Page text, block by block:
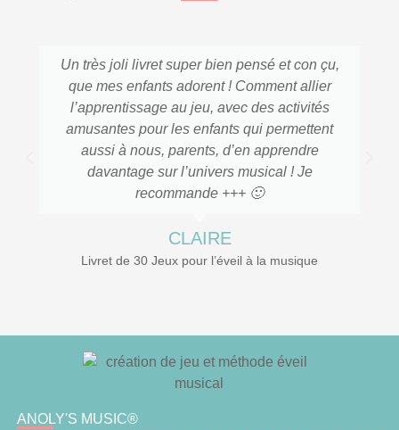
Un très joli livret super bien pensé et con çu,
que mes enfants adorent ! Comment allier
l’apprentissage au jeu, avec des activités
amusantes pour les enfants qui permettent
aussi à nous, parents, d’en apprendre
davantage sur l’univers musical ! Je
recommande +++ 🙂
CLAIRE
Livret de 30 Jeux pour l’éveil à la musique
ANOLY'S MUSIC®